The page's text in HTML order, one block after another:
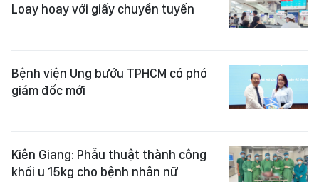
Loay hoay với giấy chuyển tuyến
Bệnh viện Ung bướu TPHCM có phó
giám đốc mới
Kiên Giang: Phẫu thuật thành công
khối u 15kg cho bệnh nhân nữ